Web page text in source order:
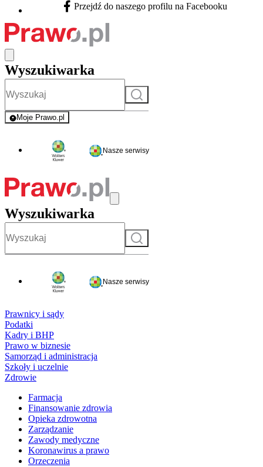
Facebook - otwiera się w nowej karcie
Przejdź do naszego profilu na Facebooku
Wyszukiwarka
Szukaj
Moje Prawo.pl
- rejestracja i logowanie do serwisu
Nasze serwisy
Wyszukiwarka
Szukaj
Nasze serwisy
Prawnicy i sądy
Podatki
Kadry i BHP
Prawo w biznesie
Samorząd i administracja
Szkoły i uczelnie
Zdrowie
Farmacja
Finansowanie zdrowia
Opieka zdrowotna
Zarządzanie
Zawody medyczne
Koronawirus a prawo
Orzeczenia